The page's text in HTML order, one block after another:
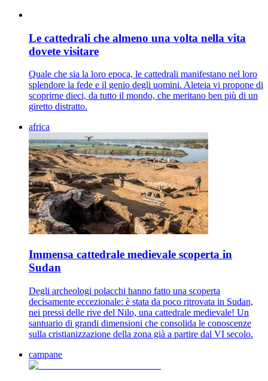
Le cattedrali che almeno una volta nella vita
dovete visitare
Quale che sia la loro epoca, le cattedrali manifestano nel loro
splendore la fede e il genio degli uomini. Aleteia vi propone di
scoprirne dieci, da tutto il mondo, che meritano ben più di un
giretto distratto.
africa
Immensa cattedrale medievale scoperta in
Sudan
Degli archeologi polacchi hanno fatto una scoperta
decisamente eccezionale: è stata da poco ritrovata in Sudan,
nei pressi delle rive del Nilo, una cattedrale medievale! Un
santuario di grandi dimensioni che consolida le conoscenze
sulla cristianizzazione della zona già a partire dal VI secolo.
campane